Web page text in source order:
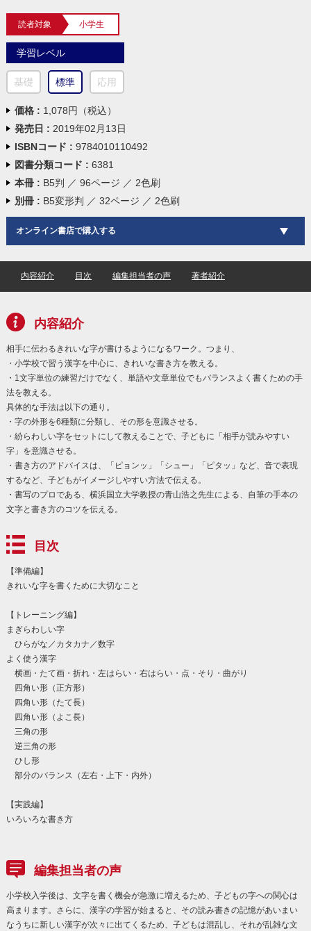
読者対象 小学生
学習レベル
基礎 標準 応用
価格 : 1,078円（税込）
発売日 : 2019年02月13日
ISBNコード : 9784010110492
図書分類コード : 6381
本冊 : B5判 ／ 96ページ ／ 2色刷
別冊 : B5変形判 ／ 32ページ ／ 2色刷
オンライン書店で購入する
内容紹介 目次 編集担当者の声 著者紹介
内容紹介
相手に伝わるきれいな字が書けるようになるワーク。つまり、
・小学校で習う漢字を中心に、きれいな書き方を教える。
・1文字単位の練習だけでなく、単語や文章単位でもバランスよく書くための手
法を教える。
具体的な手法は以下の通り。
・字の外形を6種類に分類し、その形を意識させる。
・紛らわしい字をセットにして教えることで、子どもに「相手が読みやすい
字」を意識させる。
・書き方のアドバイスは、「ピョンッ」「シュー」「ピタッ」など、音で表現
するなど、子どもがイメージしやすい方法で伝える。
・書写のプロである、横浜国立大学教授の青山浩之先生による、自筆の手本の
文字と書き方のコツを伝える。
目次
【準備編】
きれいな字を書くために大切なこと
【トレーニング編】
まぎらわしい字
ひらがな／カタカナ／数字
よく使う漢字
横画・たて画・折れ・左はらい・右はらい・点・そり・曲がり
四角い形（正方形）
四角い形（たて長）
四角い形（よこ長）
三角の形
逆三角の形
ひし形
部分のバランス（左右・上下・内外）
【実践編】
いろいろな書き方
編集担当者の声
小学校入学後は、文字を書く機会が急激に増えるため、子どもの字への関心は
高まります。さらに、漢字の学習が始まると、その読み書きの記憶があいまい
なうちに新しい漢字が次々に出てくるため、子どもは混乱し、それが乱雑な文